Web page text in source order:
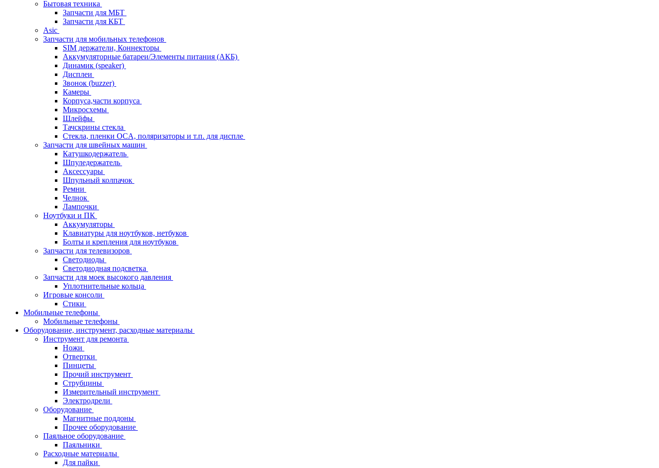
Бытовая техника
Запчасти для МБТ
Запчасти для КБТ
Asic
Запчасти для мобильных телефонов
SIM держатели, Коннекторы
Аккумуляторные батареи/Элементы питания (АКБ)
Динамик (speaker)
Дисплеи
Звонок (buzzer)
Камеры
Корпуса,части корпуса
Микросхемы
Шлейфы
Тачскрины стекла
Стекла, пленки OCA, поляризаторы и т.п. для диспле
Запчасти для швейных машин
Катушкодержатель
Шпуледержатель
Аксессуары
Шпульный колпачок
Ремни
Челнок
Лампочки
Ноутбуки и ПК
Аккумуляторы
Клавиатуры для ноутбуков, нетбуков
Болты и крепления для ноутбуков
Запчасти для телевизоров
Светодиоды
Светодиодная подсветка
Запчасти для моек высокого давления
Уплотнительные кольца
Игровые консоли
Стики
Мобильные телефоны
Мобильные телефоны
Оборудование, инструмент, расходные материалы
Инструмент для ремонта
Ножи
Отвертки
Пинцеты
Прочий инструмент
Струбцины
Измерительный инструмент
Электродрели
Оборудование
Магнитные поддоны
Прочее оборудование
Паяльное оборудование
Паяльники
Расходные материалы
Для пайки